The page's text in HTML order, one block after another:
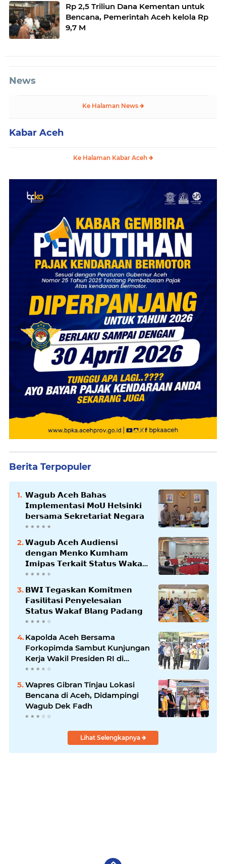
Rp 2,5 Triliun Dana Kementan untuk
Bencana, Pemerintah Aceh kelola Rp
9,7 M
News
Ke Halaman News
Kabar Aceh
Ke Halaman Kabar Aceh
Berita Terpopuler
𝗪𝗮𝗴𝘂𝗯 𝗔𝗰𝗲𝗵 𝗕𝗮𝗵𝗮𝘀
𝗜𝗺𝗽𝗹𝗲𝗺𝗲𝗻𝘁𝗮𝘀𝗶 𝗠𝗼𝗨 𝗛𝗲𝗹𝘀𝗶𝗻𝗸𝗶
𝗯𝗲𝗿𝘀𝗮𝗺𝗮 𝗦𝗲𝗸𝗿𝗲𝘁𝗮𝗿𝗶𝗮𝘁 𝗡𝗲𝗴𝗮𝗿𝗮
𝗪𝗮𝗴𝘂𝗯 𝗔𝗰𝗲𝗵 𝗔𝘂𝗱𝗶𝗲𝗻𝘀𝗶
𝗱𝗲𝗻𝗴𝗮𝗻 𝗠𝗲𝗻𝗸𝗼 𝗞𝘂𝗺𝗵𝗮𝗺
𝗜𝗺𝗶𝗽𝗮𝘀 𝗧𝗲𝗿𝗸𝗮𝗶𝘁 𝗦𝘁𝗮𝘁𝘂𝘀 𝗪𝗮𝗸𝗮𝗳
𝗕𝗹𝗮𝗻𝗴𝗽𝗮𝗱𝗮𝗻𝗴
𝗕𝗪𝗜 𝗧𝗲𝗴𝗮𝘀𝗸𝗮𝗻 𝗞𝗼𝗺𝗶𝘁𝗺𝗲𝗻
𝗙𝗮𝘀𝗶𝗹𝗶𝘁𝗮𝘀𝗶 𝗣𝗲𝗻𝘆𝗲𝗹𝗲𝘀𝗮𝗶𝗮𝗻
𝗦𝘁𝗮𝘁𝘂𝘀 𝗪𝗮𝗸𝗮𝗳 𝗕𝗹𝗮𝗻𝗴 𝗣𝗮𝗱𝗮𝗻𝗴
Kapolda Aceh Bersama
Forkopimda Sambut Kunjungan
Kerja Wakil Presiden RI di
Kabupaten Bireuen
Wapres Gibran Tinjau Lokasi
Bencana di Aceh, Didampingi
Wagub Dek Fadh
Lihat Selengkapnya